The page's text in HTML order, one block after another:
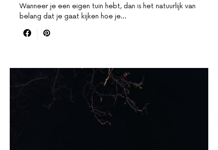
Wanneer je een eigen tuin hebt, dan is het natuurlijk van
belang dat je gaat kijken hoe je…